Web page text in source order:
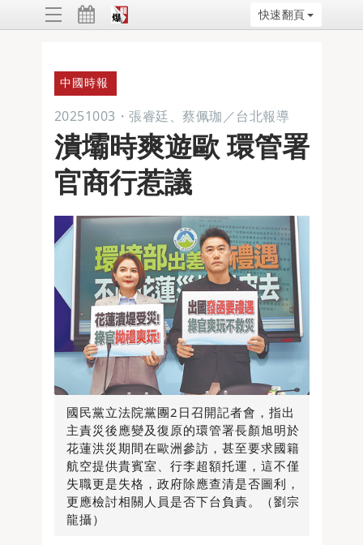
快速翻頁
中國時報
20251003 ・ 張睿廷、蔡佩珈／台北報導
潰壩時爽遊歐 環管署
官商行惹議
國民黨立法院黨團2日召開記者會，指出
主責災後應變及復原的環管署長顏旭明於
花蓮洪災期間在歐洲參訪，甚至要求國籍
航空提供貴賓室、行李超額托運，這不僅
失職更是失格，政府除應查清是否圖利，
更應檢討相關人員是否下台負責。（劉宗
龍攝）